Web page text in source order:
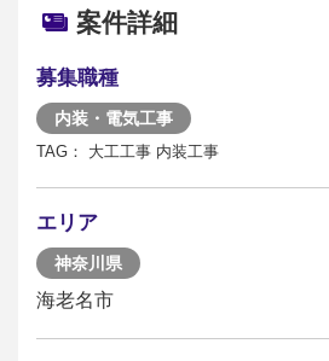
案件詳細
募集職種
内装・電気工事
TAG： 大工工事 内装工事
エリア
神奈川県
海老名市